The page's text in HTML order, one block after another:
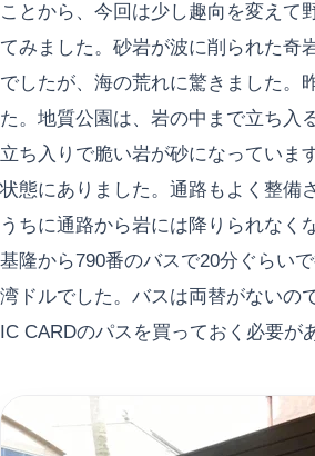
ことから、今回は少し趣向を変えて
てみました。砂岩が波に削られた奇
でしたが、海の荒れに驚きました。
た。地質公園は、岩の中まで立ち入
立ち入りで脆い岩が砂になっていま
状態にありました。通路もよく整備
うちに通路から岩には降りられなく
基隆から790番のバスで20分ぐらい
湾ドルでした。バスは両替がないの
IC CARDのパスを買っておく必要が